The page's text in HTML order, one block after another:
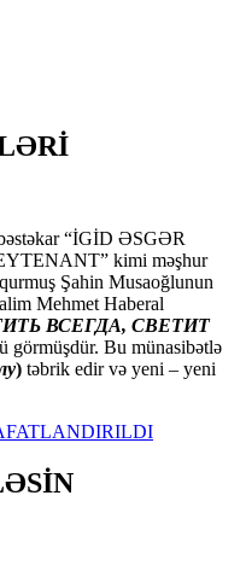
“İGİD ƏSGƏR
kimi məşhur
Şahin Musaoğlunun
Mehmet Haberal
ВСЕГДА, СВЕТИТ
görmüşdür. Bu münasibətlə
) təbrik edir və yeni – yeni